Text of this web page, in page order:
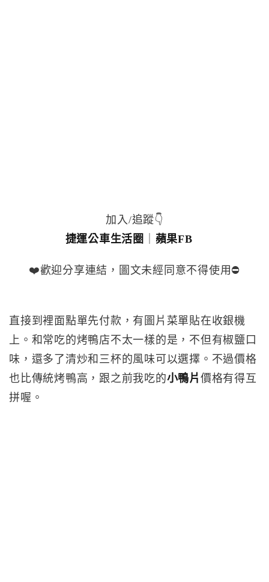
加入/追蹤👇
捷運公車生活圈
蘋果FB
❤️歡迎分享連結，圖文未經同意不得使用⛔️
直接到裡面點單先付款，有圖片菜單貼在收銀機
上。和常吃的烤鴨店不太一樣的是，不但有椒鹽口
味，還多了清炒和三杯的風味可以選擇。不過價格
也比傳統烤鴨高，跟之前我吃的小鴨片 價格有得互
拼喔。